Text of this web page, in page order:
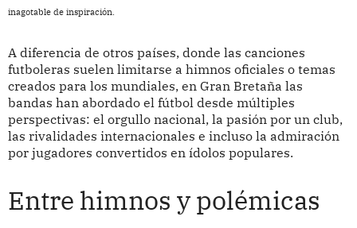
inagotable de inspiración.
A diferencia de otros países, donde las canciones
futboleras suelen limitarse a himnos oficiales o temas
creados para los mundiales, en Gran Bretaña las
bandas han abordado el fútbol desde múltiples
perspectivas: el orgullo nacional, la pasión por un club,
las rivalidades internacionales e incluso la admiración
por jugadores convertidos en ídolos populares.
Entre himnos y polémicas